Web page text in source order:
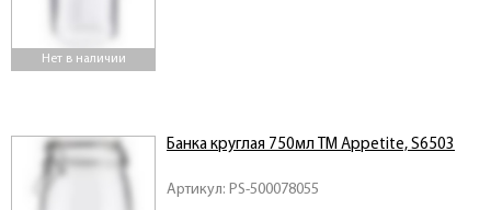
Нет в наличии
Артикул: PS-500078055
Банка круглая 750мл ТМ Appetite, S6503